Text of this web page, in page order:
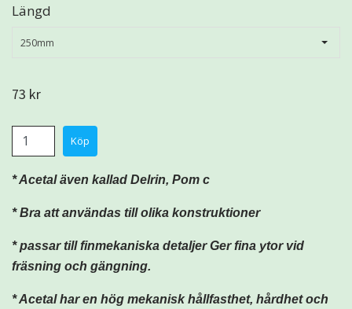
Längd
250mm
73 kr
* Acetal även kallad Delrin, Pom c
* Bra att användas till olika konstruktioner
* passar till finmekaniska detaljer Ger fina ytor vid
fräsning och gängning.
* Acetal har en hög mekanisk hållfasthet, hårdhet och